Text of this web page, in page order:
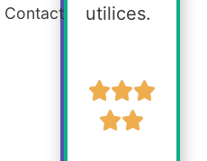
Contacto
utilices.